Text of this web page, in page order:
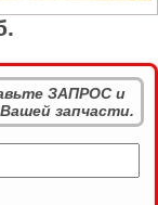
ЗАПРОС и
запчасти.